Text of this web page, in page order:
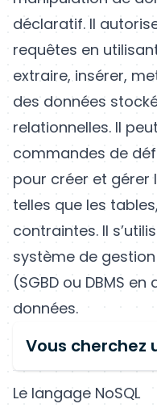
déclaratif. Il
requêtes en
extraire, insérer,
des données
relationnelles. Il
commandes de
pour créer et gérer
telles que les
contraintes. Il
système de
(SGBD ou DBMS
données.
Vous cherchez
Le langage NoSQL